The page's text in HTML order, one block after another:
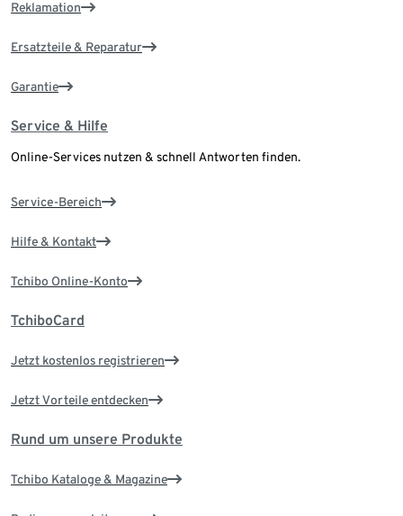
Reklamation
Ersatzteile & Reparatur
Garantie
Service & Hilfe
Online-Services nutzen & schnell Antworten finden.
Service-Bereich
Hilfe & Kontakt
Tchibo Online-Konto
TchiboCard
Jetzt kostenlos registrieren
Jetzt Vorteile entdecken
Rund um unsere Produkte
Tchibo Kataloge & Magazine